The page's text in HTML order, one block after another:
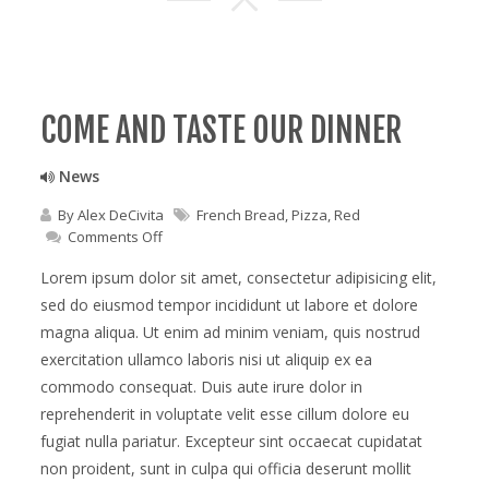
COME AND TASTE OUR DINNER
News
ByAlex DeCivita French Bread,Pizza,Red
Comments Offon
and
our
dinner
Lorem ipsum dolor sit amet, consectetur adipisicing elit,
sed do eiusmod tempor incididunt ut labore et dolore
magna aliqua. Ut enim ad minim veniam, quis nostrud
exercitation ullamco laboris nisi ut aliquip ex ea
commodo consequat. Duis aute irure dolor in
reprehenderit in voluptate velit esse cillum dolore eu
fugiat nulla pariatur. Excepteur sint occaecat cupidatat
non proident, sunt in culpa qui officia deserunt mollit